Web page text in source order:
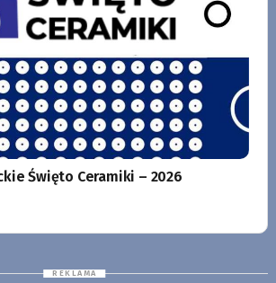
Święto Ceramiki – 2026